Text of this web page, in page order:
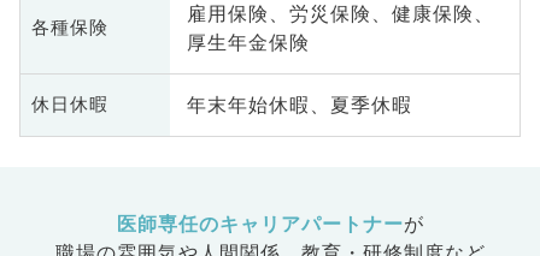
各種保険
雇用保険、労災保険、健康保険、
厚生年金保険
休日休暇 年末年始休暇、夏季休暇
医師専任のキャリアパートナーが